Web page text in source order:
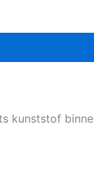
kunststof